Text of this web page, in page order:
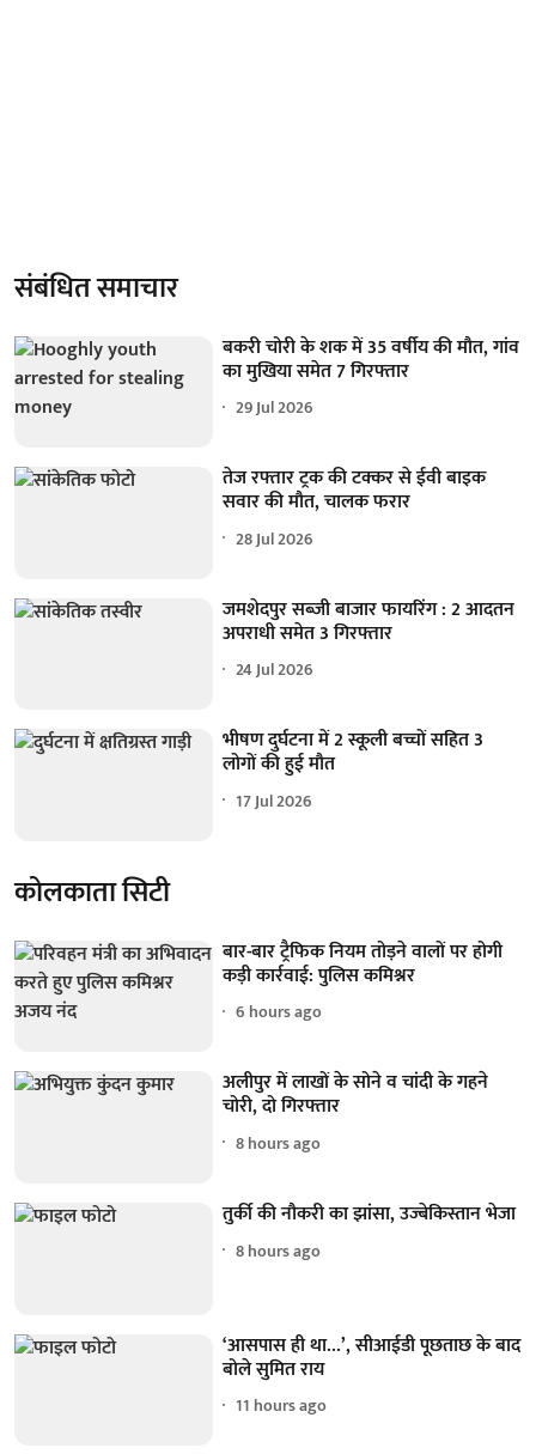
संबंधित समाचार
बकरी चोरी के शक में 35 वर्षीय की मौत, गांव
का मुखिया समेत 7 गिरफ्तार
29 Jul 2026
तेज रफ्तार ट्रक की टक्कर से ईवी बाइक
सवार की मौत, चालक फरार
28 Jul 2026
जमशेदपुर सब्जी बाजार फायरिंग : 2 आदतन
अपराधी समेत 3 गिरफ्तार
24 Jul 2026
भीषण दुर्घटना में 2 स्कूली बच्चों सहित 3
लोगों की हुई मौत
17 Jul 2026
कोलकाता सिटी
बार-बार ट्रैफिक नियम तोड़ने वालों पर होगी
कड़ी कार्रवाई: पुलिस कमिश्नर
6 hours ago
अलीपुर में लाखों के सोने व चांदी के गहने
चोरी, दो गिरफ्तार
8 hours ago
तुर्की की नौकरी का झांसा, उज्बेकिस्तान भेजा
8 hours ago
‘आसपास ही था...’, सीआईडी पूछताछ के बाद
बोले सुमित राय
11 hours ago